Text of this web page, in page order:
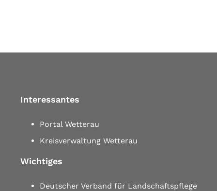
Interessantes
Portal Wetterau
Kreisverwaltung Wetterau
Wichtiges
Deutscher Verband für Landschaftspflege